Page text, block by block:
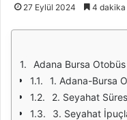
27 Eylül 2024 4 dakika
Adana Bursa Otobüs
1. Adana-Bursa
2. Seyahat
3. Seyahat